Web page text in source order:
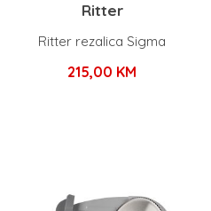
Ritter
Ritter rezalica Sigma
215,00 KM